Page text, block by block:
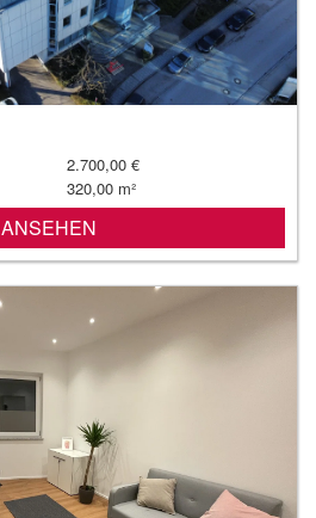
2.700,00 €
320,00 m²
ANSEHEN